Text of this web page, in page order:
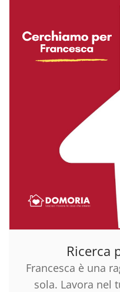
Ricerca
Francesca è una
sola. Lavora nel